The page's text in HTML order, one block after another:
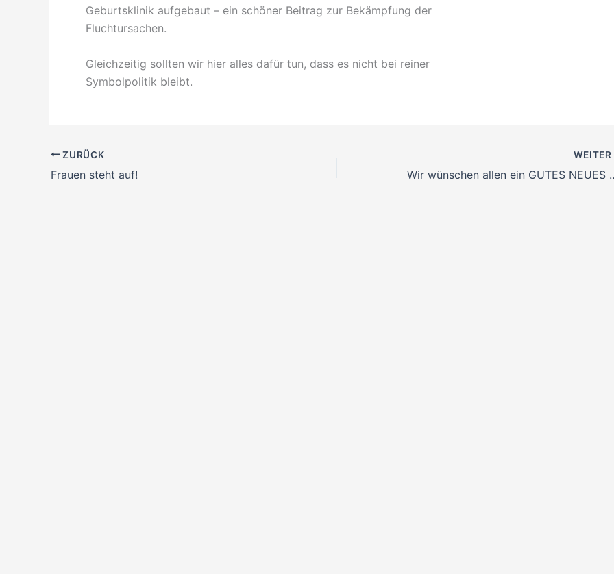
Geburtsklinik aufgebaut – ein schöner Beitrag zur Bekämpfung der
Fluchtursachen.
Gleichzeitig sollten wir hier alles dafür tun, dass es nicht bei reiner
Symbolpolitik bleibt.
ZURÜCK
Frauen steht auf!
WEITER
Wir wünschen